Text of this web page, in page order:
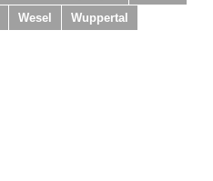
Wesel Wuppertal